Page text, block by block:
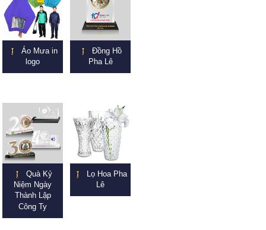
Áo Mưa in
logo
Đồng Hồ
Pha Lê
Quà Kỷ
Niệm Ngày
Thành Lập
Công Ty
Lọ Hoa Pha
Lê